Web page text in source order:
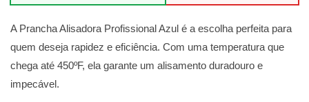
A Prancha Alisadora Profissional Azul é a escolha perfeita para
quem deseja rapidez e eficiência. Com uma temperatura que
chega até 450ºF, ela garante um alisamento duradouro e
impecável.